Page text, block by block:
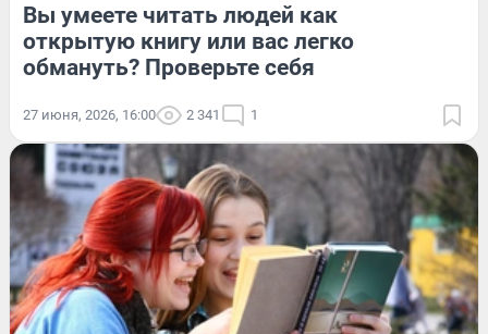
Вы умеете читать людей как
открытую книгу или вас легко
обмануть? Проверьте себя
27 июня, 2026, 16:00 2 341 1